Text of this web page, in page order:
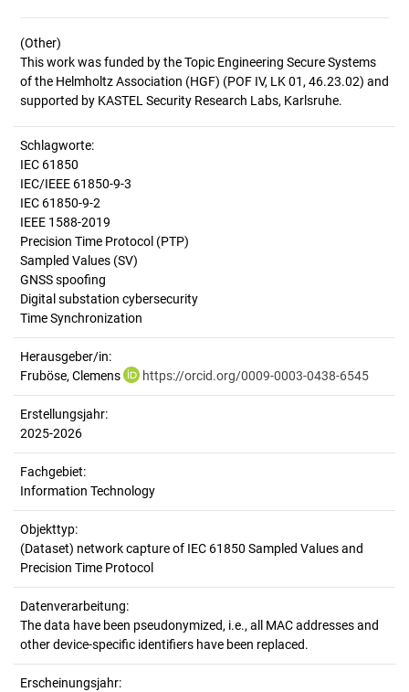
(Other)
This work was funded by the Topic Engineering Secure Systems
of the Helmholtz Association (HGF) (POF IV, LK 01, 46.23.02) and
Schlagworte:
IEC 61850
IEC/IEEE 61850-9-3
IEC 61850-9-2
IEEE 1588-2019
Precision Time Protocol (PTP)
Sampled Values (SV)
GNSS spoofing
Digital substation cybersecurity
Time Synchronization
Herausgeber/in:
Fruböse, Clemens
https://orcid.org/0009-0003-0438-6545
Erstellungsjahr:
2025-2026
Fachgebiet:
Information Technology
Objekttyp:
(Dataset) network capture of IEC 61850 Sampled Values and
Precision Time Protocol
Datenverarbeitung:
The data have been pseudonymized, i.e., all MAC addresses and
other device-specific identifiers have been replaced.
Erscheinungsjahr: